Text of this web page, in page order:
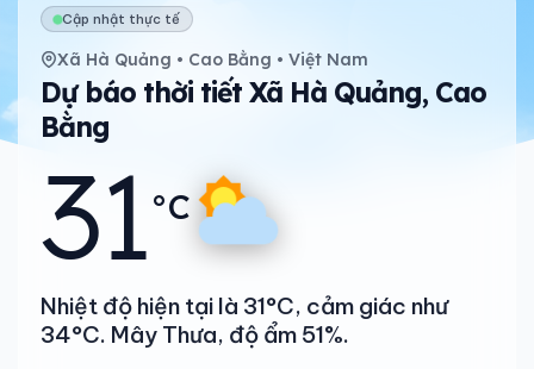
Cập nhật thực tế
Xã Hà Quảng • Cao Bằng • Việt Nam
Dự báo thời tiết Xã Hà Quảng, Cao
Bằng
31°C
Nhiệt độ hiện tại là 31°C, cảm giác như
34°C. Mây Thưa, độ ẩm 51%.